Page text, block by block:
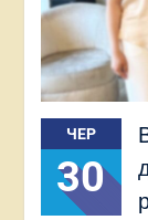
ЧЕР
30